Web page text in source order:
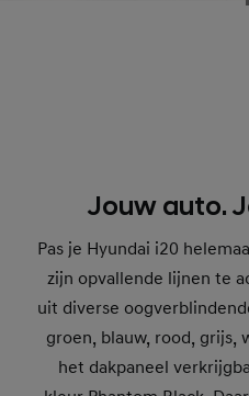
Jouw auto.
Pas je Hyundai i20
zijn opvallende lijnen te
uit diverse
groen, blauw, rood, grijs,
het dakpaneel